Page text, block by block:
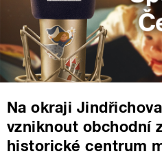
Na okraji
vzniknout obchodní
historické centrum